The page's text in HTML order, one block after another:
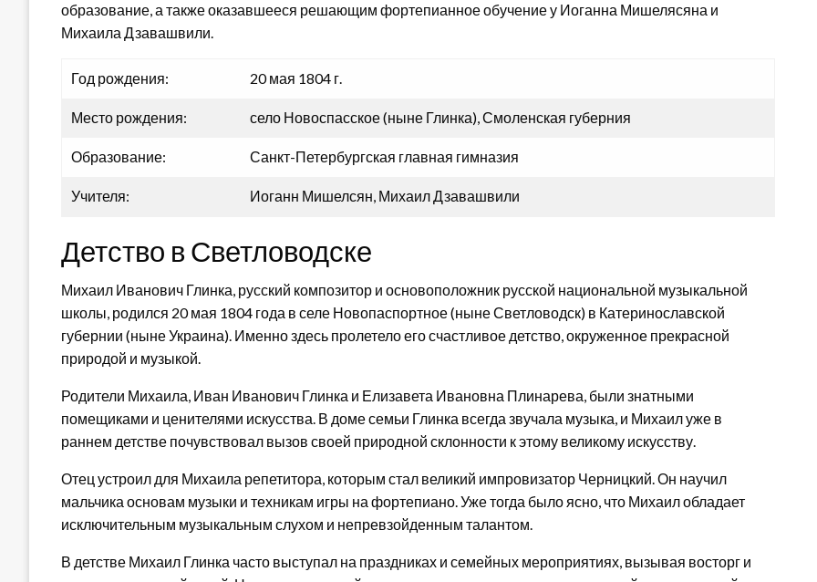
образование, а также оказавшееся решающим фортепианное обучение у Иоганна Мишелясяна и
Михаила Дзавашвили.
Год рождения: 20 мая 1804 г.
Место рождения: село Новоспасское (ныне Глинка), Смоленская губерния
Образование: Санкт-Петербургская главная гимназия
Учителя: Иоганн Мишелсян, Михаил Дзавашвили
Детство в Светловодске
Михаил Иванович Глинка, русский композитор и основоположник русской национальной музыкальной
школы, родился 20 мая 1804 года в селе Новопаспортное (ныне Светловодск) в Катеринославской
губернии (ныне Украина). Именно здесь пролетело его счастливое детство, окруженное прекрасной
природой и музыкой.
Родители Михаила, Иван Иванович Глинка и Елизавета Ивановна Плинарева, были знатными
помещиками и ценителями искусства. В доме семьи Глинка всегда звучала музыка, и Михаил уже в
раннем детстве почувствовал вызов своей природной склонности к этому великому искусству.
Отец устроил для Михаила репетитора, которым стал великий импровизатор Черницкий. Он научил
мальчика основам музыки и техникам игры на фортепиано. Уже тогда было ясно, что Михаил обладает
исключительным музыкальным слухом и непревзойденным талантом.
В детстве Михаил Глинка часто выступал на праздниках и семейных мероприятиях, вызывая восторг и